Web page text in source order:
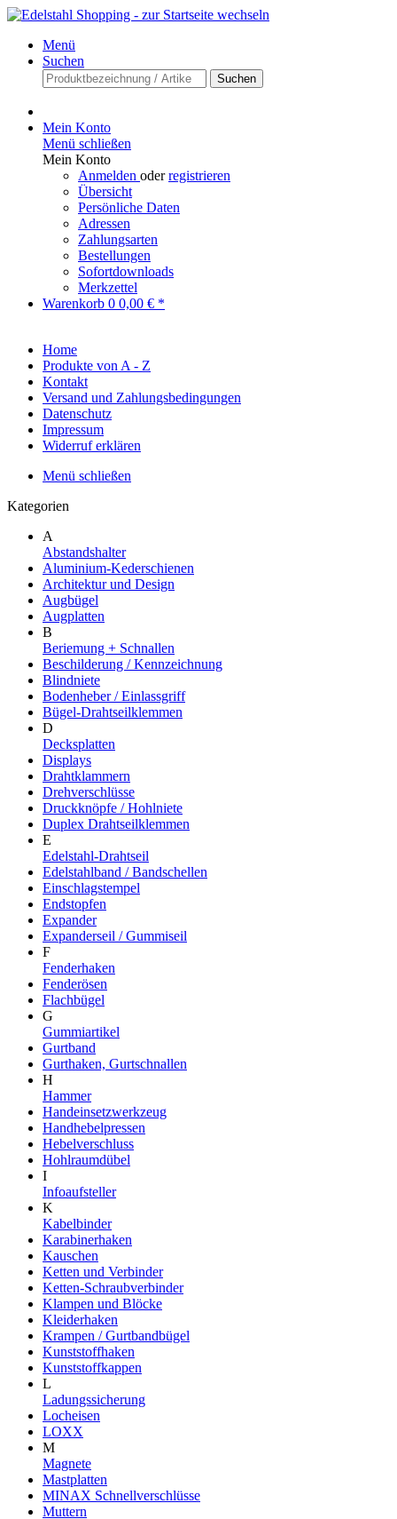
Menü
Suchen
Suchen
Mein Konto
Menü schließen
Mein Konto
Anmelden oderregistrieren
Übersicht
Persönliche Daten
Adressen
Zahlungsarten
Bestellungen
Sofortdownloads
Merkzettel
Warenkorb 0 0,00 € *
Home
Produkte von A - Z
Kontakt
Versand und Zahlungsbedingungen
Datenschutz
Impressum
Widerruf erklären
Menü schließen
Kategorien
A
Abstandshalter
Aluminium-Kederschienen
Architektur und Design
Augbügel
Augplatten
B
Beriemung + Schnallen
Beschilderung / Kennzeichnung
Blindniete
Bodenheber / Einlassgriff
Bügel-Drahtseilklemmen
D
Decksplatten
Displays
Drahtklammern
Drehverschlüsse
Druckknöpfe / Hohlniete
Duplex Drahtseilklemmen
E
Edelstahl-Drahtseil
Edelstahlband / Bandschellen
Einschlagstempel
Endstopfen
Expander
Expanderseil / Gummiseil
F
Fenderhaken
Fenderösen
Flachbügel
G
Gummiartikel
Gurtband
Gurthaken, Gurtschnallen
H
Hammer
Handeinsetzwerkzeug
Handhebelpressen
Hebelverschluss
Hohlraumdübel
I
Infoaufsteller
K
Kabelbinder
Karabinerhaken
Kauschen
Ketten und Verbinder
Ketten-Schraubverbinder
Klampen und Blöcke
Kleiderhaken
Krampen / Gurtbandbügel
Kunststoffhaken
Kunststoffkappen
L
Ladungssicherung
Locheisen
LOXX
M
Magnete
Mastplatten
MINAX Schnellverschlüsse
Muttern